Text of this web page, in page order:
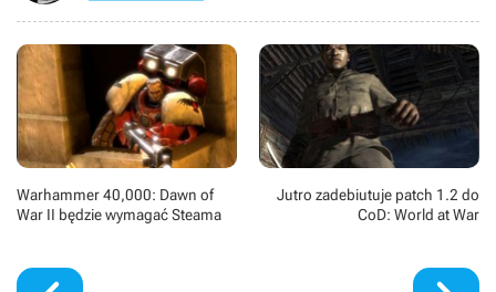
Warhammer 40,000: Dawn of
War II będzie wymagać Steama
Jutro zadebiutuje patch 1.2 do
CoD: World at War